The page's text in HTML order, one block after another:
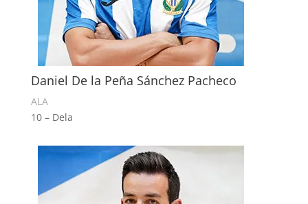
Daniel De la Peña Sánchez Pacheco
ALA
10 – Dela